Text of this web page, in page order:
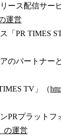
ース配信サー
運営
「PR TIMES
のパートナー
TV」（
PRプラットフ
の運営